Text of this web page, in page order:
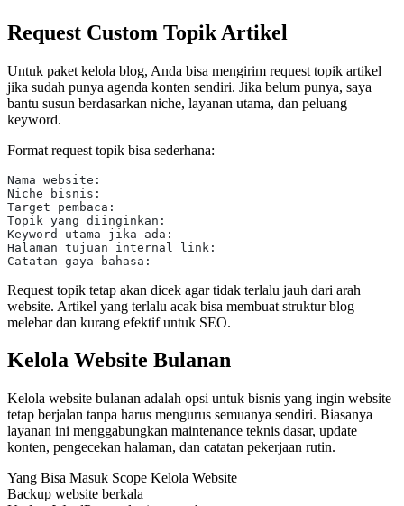
Request Custom Topik Artikel
Untuk paket kelola blog, Anda bisa mengirim request topik artikel
jika sudah punya agenda konten sendiri. Jika belum punya, saya
bantu susun berdasarkan niche, layanan utama, dan peluang
keyword.
Format request topik bisa sederhana:
Nama website:
Niche bisnis:
Target pembaca:
Topik yang diinginkan:
Keyword utama jika ada:
Halaman tujuan internal link:
Catatan gaya bahasa:
Request topik tetap akan dicek agar tidak terlalu jauh dari arah
website. Artikel yang terlalu acak bisa membuat struktur blog
melebar dan kurang efektif untuk SEO.
Kelola Website Bulanan
Kelola website bulanan adalah opsi untuk bisnis yang ingin website
tetap berjalan tanpa harus mengurus semuanya sendiri. Biasanya
layanan ini menggabungkan maintenance teknis dasar, update
konten, pengecekan halaman, dan catatan pekerjaan rutin.
Yang Bisa Masuk Scope Kelola Website
Backup website berkala